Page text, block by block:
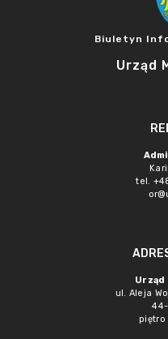
Biuletyn
Urząd
tel.
Urząd
ul. Aleja
piętro